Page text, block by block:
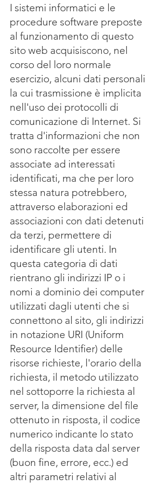
I sistemi informatici e le
procedure software preposte
al funzionamento di questo
sito web acquisiscono, nel
corso del loro normale
esercizio, alcuni dati personali
la cui trasmissione è implicita
nell'uso dei protocolli di
comunicazione di Internet. Si
tratta d'informazioni che non
sono raccolte per essere
associate ad interessati
identificati, ma che per loro
stessa natura potrebbero,
attraverso elaborazioni ed
associazioni con dati detenuti
da terzi, permettere di
identificare gli utenti. In
questa categoria di dati
rientrano gli indirizzi IP o i
nomi a dominio dei computer
utilizzati dagli utenti che si
connettono al sito, gli indirizzi
in notazione URI (Uniform
Resource Identifier) delle
risorse richieste, l'orario della
richiesta, il metodo utilizzato
nel sottoporre la richiesta al
server, la dimensione del file
ottenuto in risposta, il codice
numerico indicante lo stato
della risposta data dal server
(buon fine, errore, ecc.) ed
altri parametri relativi al